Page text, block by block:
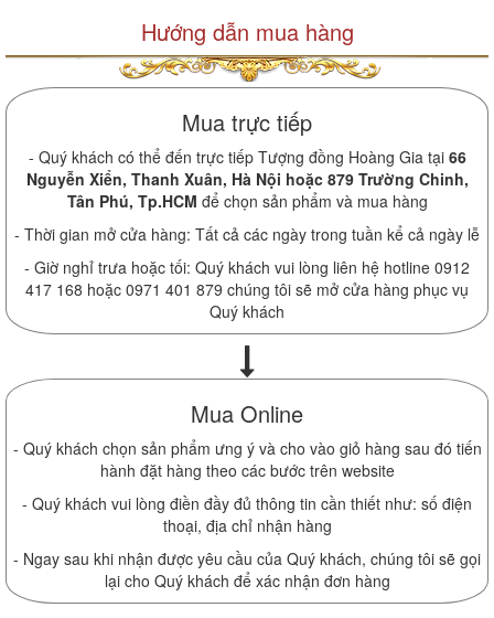
Hướng dẫn mua hàng
Mua trực tiếp
- Quý khách có thể đến trực tiếp Tượng đồng Hoàng Gia tại 66
Nguyễn Xiển, Thanh Xuân, Hà Nội hoặc 879 Trường Chinh,
Tân Phú, Tp.HCM để chọn sản phẩm và mua hàng
- Thời gian mở cửa hàng: Tất cả các ngày trong tuần kể cả ngày lễ
- Giờ nghỉ trưa hoặc tối: Quý khách vui lòng liên hệ hotline 0912
417 168 hoặc 0971 401 879 chúng tôi sẽ mở cửa hàng phục vụ
Quý khách
Mua Online
- Quý khách chọn sản phẩm ưng ý và cho vào giỏ hàng sau đó tiến
hành đặt hàng theo các bước trên website
- Quý khách vui lòng điền đầy đủ thông tin cần thiết như: số điện
thoại, địa chỉ nhận hàng
- Ngay sau khi nhận được yêu cầu của Quý khách, chúng tôi sẽ gọi
lại cho Quý khách để xác nhận đơn hàng